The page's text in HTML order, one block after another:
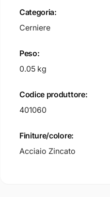
Categoria:
Cerniere
Peso:
0.05 kg
Codice produttore:
401060
Finiture/colore:
Acciaio Zincato